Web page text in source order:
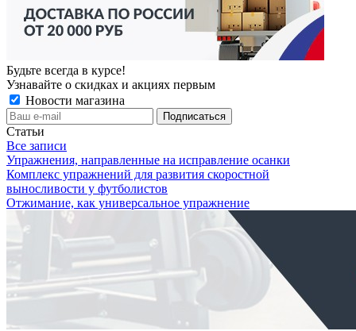
Будьте всегда в курсе!
Узнавайте о скидках и акциях первым
Новости магазина
Статьи
Все записи
Упражнения, направленные на исправление осанки
Комплекс упражнений для развития скоростной
выносливости у футболистов
Отжимание, как универсальное упражнение